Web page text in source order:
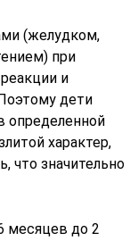
(желудком,
при
и
дети
определенной
характер,
значительно
месяцев до 2